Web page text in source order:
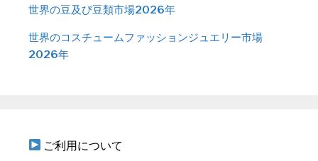
世界の豆及び豆類市場2026年
世界のコスチュームファッションジュエリー市場
2026年
ご利用について